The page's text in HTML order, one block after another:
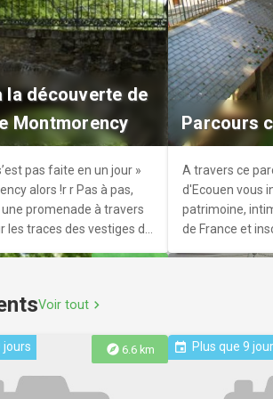
de la Chesnaie
d'Enghien, le charme du
Chesnaie vous
Le château de La
dans la lignée des
dont la vogue
siècle.
Eglise
Une église
attributs de
la découverte de
Montmorency
pas faite en un jour »
alors !r r Pas à pas,
promenade à travers
les traces des vestiges de
Parcours
A travers ce
d'Ecouen vous
patrimoine,
de France et
Circuit
Balade
Voir tout chevron_right
explore 6.6 km
jours event Plus que 9